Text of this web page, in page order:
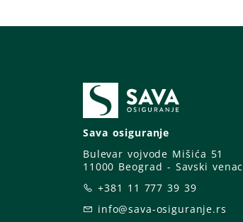
Sava osiguranje
Bulevar vojvode Mišića 51
11000 Beograd - Savski venac
+381 11 777 39 39
info@sava-osiguranje.rs